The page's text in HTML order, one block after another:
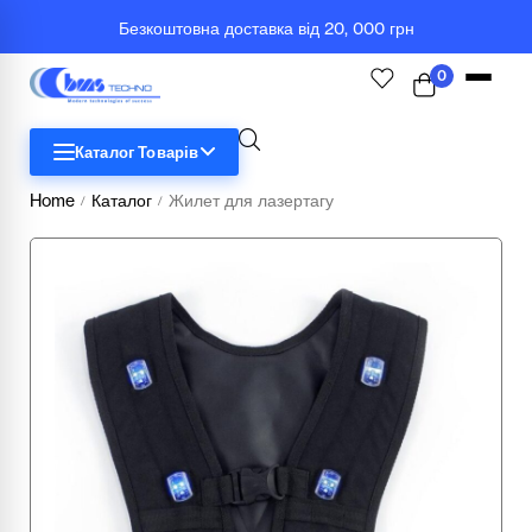
Безкоштовна доставка від 20, 000 грн
0
Каталог Товарів
Географія
Комп'ютерна техніка
Медичні тренажери та манекени
Home / Каталог / Жилет для лазертагу